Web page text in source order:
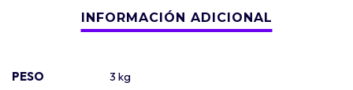
PESO
3 kg